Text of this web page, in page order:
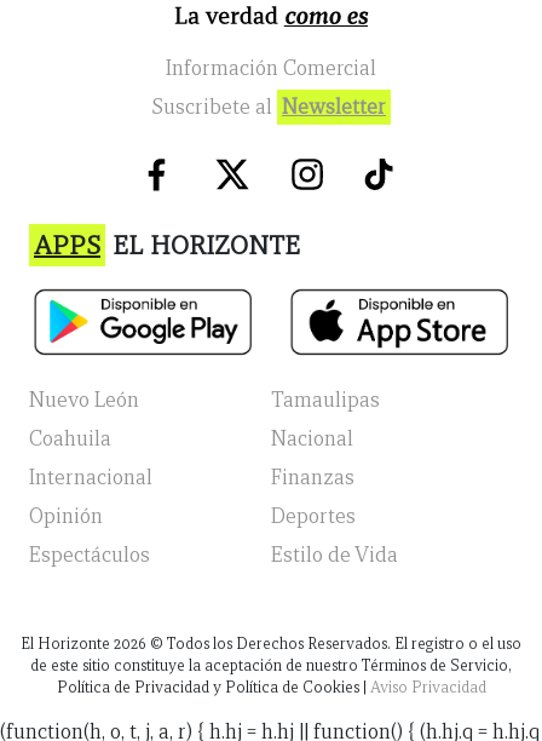
Información Comercial
Suscribete al Newsletter
APPS EL HORIZONTE
Nuevo León
Tamaulipas
Coahuila
Nacional
Internacional
Finanzas
Opinión
Deportes
Espectáculos
Estilo de Vida
El Horizonte 2026 © Todos los Derechos Reservados. El registro o el uso
de este sitio constituye la aceptación de nuestro Términos de Servicio,
Política de Privacidad y Política de Cookies | Aviso Privacidad
(function(h, o, t, j, a, r) { h.hj = h.hj || function() { (h.hj.q = h.hj.q